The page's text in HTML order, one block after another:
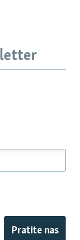
Pratite nas